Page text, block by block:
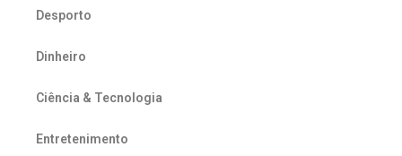
Desporto
Dinheiro
Ciência & Tecnologia
Entretenimento